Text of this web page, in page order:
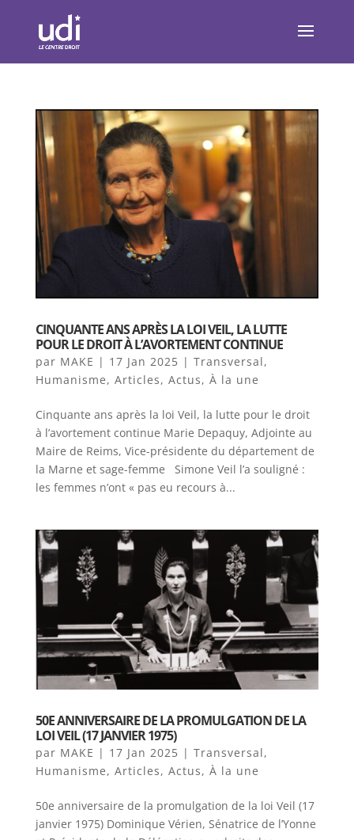
CINQUANTE ANS APRÈS LA LOI VEIL, LA LUTTE
POUR LE DROIT À L’AVORTEMENT CONTINUE
par MAKE | 17 Jan 2025 | Transversal,
Humanisme, Articles, Actus, À la une
Cinquante ans après la loi Veil, la lutte pour le droit
à l’avortement continue Marie Depaquy, Adjointe au
Maire de Reims, Vice-présidente du département de
la Marne et sage-femme Simone Veil l’a souligné :
les femmes n’ont « pas eu recours à...
50E ANNIVERSAIRE DE LA PROMULGATION DE LA
LOI VEIL (17 JANVIER 1975)
par MAKE | 17 Jan 2025 | Transversal,
Humanisme, Articles, Actus, À la une
50e anniversaire de la promulgation de la loi Veil (17
janvier 1975) Dominique Vérien, Sénatrice de l’Yonne